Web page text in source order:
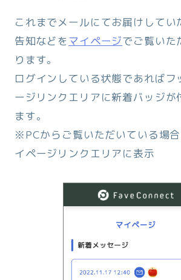
これまでメールにてお届けしてい
告知などをマイページでご覧いた
ります。
ログインしている状態であればフ
ージリンクエリアに新着バッジが
ます。
※PCからご覧いただいている場
イページリンクエリアに表示